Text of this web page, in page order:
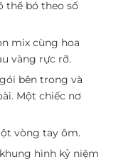
thể bó theo số
mix cùng hoa
vàng rực rỡ.
bên trong và
Một chiếc nơ
vòng tay ôm.
hình kỷ niệm